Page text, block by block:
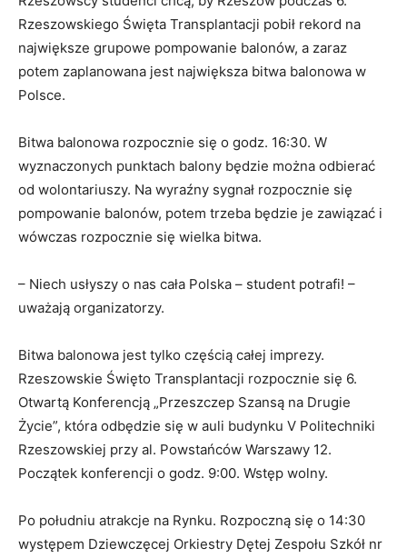
Rzeszowskiego Święta Transplantacji pobił rekord na
największe grupowe pompowanie balonów, a zaraz
potem zaplanowana jest największa bitwa balonowa w
Polsce.
Bitwa balonowa rozpocznie się o godz. 16:30. W
wyznaczonych punktach balony będzie można odbierać
od wolontariuszy. Na wyraźny sygnał rozpocznie się
pompowanie balonów, potem trzeba będzie je zawiązać i
wówczas rozpocznie się wielka bitwa.
– Niech usłyszy o nas cała Polska – student potrafi! –
uważają organizatorzy.
Bitwa balonowa jest tylko częścią całej imprezy.
Rzeszowskie Święto Transplantacji rozpocznie się 6.
Otwartą Konferencją „Przeszczep Szansą na Drugie
Życie”, która odbędzie się w auli budynku V Politechniki
Rzeszowskiej przy al. Powstańców Warszawy 12.
Początek konferencji o godz. 9:00. Wstęp wolny.
Po południu atrakcje na Rynku. Rozpoczną się o 14:30
występem Dziewczęcej Orkiestry Dętej Zespołu Szkół nr